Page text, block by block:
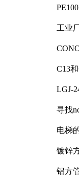
工业
C13
LGJ-
寻找
电梯
镀锌
铝方